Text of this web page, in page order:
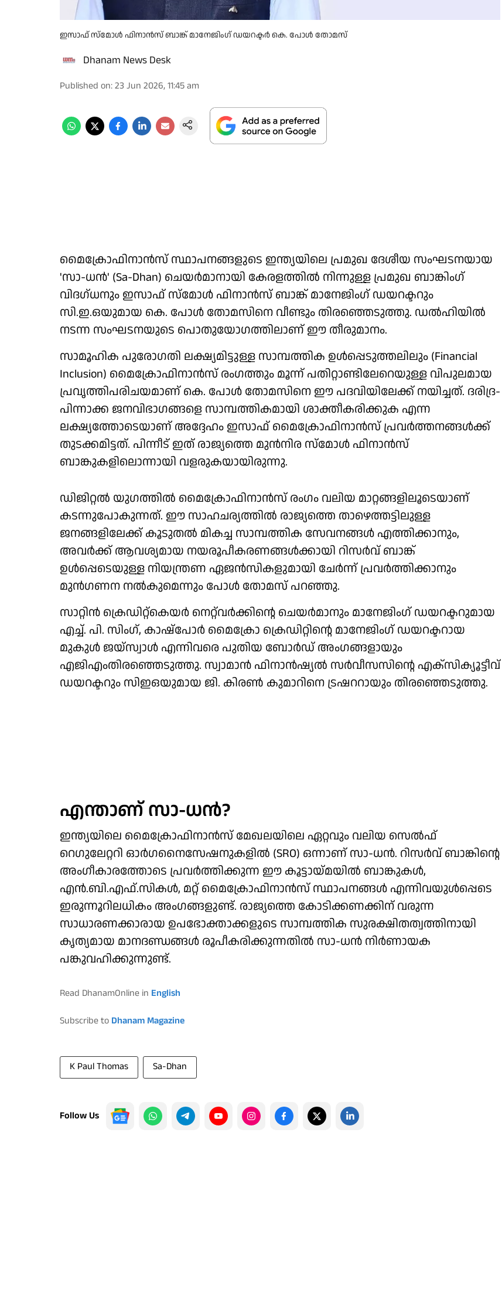
ഇസാഫ് സ്‌മോള്‍ ഫിനാന്‍സ് ബാങ്ക് മാനേജിംഗ് ഡയറക്ടര്‍ കെ. പോള്‍ തോമസ്‌
Dhanam News Desk
Published on:23 Jun 2026, 11:45 am
മൈക്രോഫിനാന്‍സ് സ്ഥാപനങ്ങളുടെ ഇന്ത്യയിലെ പ്രമുഖ ദേശീയ സംഘടനയായ
'സാ-ധന്‍' (Sa-Dhan) ചെയര്‍മാനായി കേരളത്തില്‍ നിന്നുള്ള പ്രമുഖ ബാങ്കിംഗ്
വിദഗ്ധനും ഇസാഫ് സ്‌മോള്‍ ഫിനാന്‍സ് ബാങ്ക് മാനേജിംഗ് ഡയറക്ടറും
സി.ഇ.ഒയുമായ കെ. പോള്‍ തോമസിനെ വീണ്ടും തിരഞ്ഞെടുത്തു. ഡല്‍ഹിയില്‍
നടന്ന സംഘടനയുടെ പൊതുയോഗത്തിലാണ് ഈ തീരുമാനം.
സാമൂഹിക പുരോഗതി ലക്ഷ്യമിട്ടുള്ള സാമ്പത്തിക ഉള്‍പ്പെടുത്തലിലും (Financial
Inclusion) മൈക്രോഫിനാന്‍സ് രംഗത്തും മൂന്ന് പതിറ്റാണ്ടിലേറെയുള്ള വിപുലമായ
പ്രവൃത്തിപരിചയമാണ് കെ. പോള്‍ തോമസിനെ ഈ പദവിയിലേക്ക് നയിച്ചത്. ദരിദ്ര-
പിന്നാക്ക ജനവിഭാഗങ്ങളെ സാമ്പത്തികമായി ശാക്തീകരിക്കുക എന്ന
ലക്ഷ്യത്തോടെയാണ് അദ്ദേഹം ഇസാഫ് മൈക്രോഫിനാന്‍സ് പ്രവര്‍ത്തനങ്ങള്‍ക്ക്
തുടക്കമിട്ടത്. പിന്നീട് ഇത് രാജ്യത്തെ മുന്‍നിര സ്‌മോള്‍ ഫിനാന്‍സ്
ബാങ്കുകളിലൊന്നായി വളരുകയായിരുന്നു.
ഡിജിറ്റല്‍ യുഗത്തില്‍ മൈക്രോഫിനാന്‍സ് രംഗം വലിയ മാറ്റങ്ങളിലൂടെയാണ്
കടന്നുപോകുന്നത്. ഈ സാഹചര്യത്തില്‍ രാജ്യത്തെ താഴെത്തട്ടിലുള്ള
ജനങ്ങളിലേക്ക് കൂടുതല്‍ മികച്ച സാമ്പത്തിക സേവനങ്ങള്‍ എത്തിക്കാനും,
അവര്‍ക്ക് ആവശ്യമായ നയരൂപീകരണങ്ങള്‍ക്കായി റിസര്‍വ് ബാങ്ക്
ഉള്‍പ്പെടെയുള്ള നിയന്ത്രണ ഏജന്‍സികളുമായി ചേര്‍ന്ന് പ്രവര്‍ത്തിക്കാനും
മുന്‍ഗണന നല്‍കുമെന്നും പോള്‍ തോമസ് പറഞ്ഞു.
സാറ്റിൻ ക്രെഡിറ്റ്കെയർ നെറ്റ്‌വർക്കിന്റെ ചെയർമാനും മാനേജിംഗ് ഡയറക്ടറുമായ
എച്ച്. പി. സിംഗ്, കാഷ്‌പോർ മൈക്രോ ക്രെഡിറ്റിന്റെ മാനേജിംഗ് ഡയറക്ടറായ
മുകുൾ ജയ്‌സ്വാൾ എന്നിവരെ പുതിയ ബോർഡ് അംഗങ്ങളായും
എജിഎംതിരഞ്ഞെടുത്തു. സ്വാമാൻ ഫിനാൻഷ്യൽ സർവീസസിന്റെ എക്സിക്യൂട്ടീവ്
ഡയറക്ടറും സിഇഒയുമായ ജി. കിരൺ കുമാറിനെ ട്രഷററായും തിരഞ്ഞെടുത്തു.
എന്താണ് സാ-ധന്‍?
ഇന്ത്യയിലെ മൈക്രോഫിനാന്‍സ് മേഖലയിലെ ഏറ്റവും വലിയ സെല്‍ഫ്
റെഗുലേറ്ററി ഓര്‍ഗനൈസേഷനുകളില്‍ (SRO) ഒന്നാണ് സാ-ധന്‍. റിസര്‍വ് ബാങ്കിന്റെ
അംഗീകാരത്തോടെ പ്രവര്‍ത്തിക്കുന്ന ഈ കൂട്ടായ്മയില്‍ ബാങ്കുകള്‍,
എന്‍.ബി.എഫ്.സികള്‍, മറ്റ് മൈക്രോഫിനാന്‍സ് സ്ഥാപനങ്ങള്‍ എന്നിവയുള്‍പ്പെടെ
ഇരുന്നൂറിലധികം അംഗങ്ങളുണ്ട്. രാജ്യത്തെ കോടിക്കണക്കിന് വരുന്ന
സാധാരണക്കാരായ ഉപഭോക്താക്കളുടെ സാമ്പത്തിക സുരക്ഷിതത്വത്തിനായി
കൃത്യമായ മാനദണ്ഡങ്ങള്‍ രൂപീകരിക്കുന്നതില്‍ സാ-ധന്‍ നിര്‍ണായക
പങ്കുവഹിക്കുന്നുണ്ട്.
Read DhanamOnline in English
Subscribe to Dhanam Magazine
K Paul Thomas Sa-Dhan
Follow Us